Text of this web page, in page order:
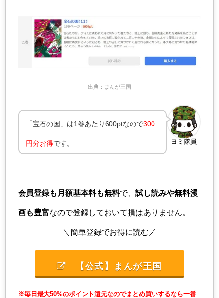
出典：まんが王国
ヨミ隊員
「宝石の国」は1巻あたり600ptなので300
円分お得です。
会員登録も月額基本料も無料で、 試し読みや無料漫
画も豊富なので登録しておいて損はありません。
＼簡単登録でお得に読む／
【公式】まんが王国
※毎日最大50%のポイント還元なのでまとめ買いするなら一番